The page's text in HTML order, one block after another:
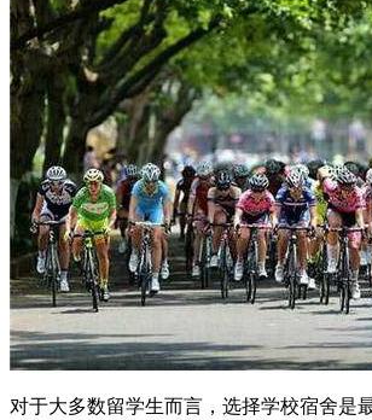
对于大多数留学生而言，选择学校宿舍是